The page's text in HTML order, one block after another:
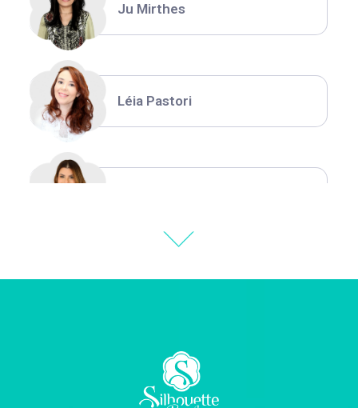
Ju Mirthes
Léia Pastori
Carla Eschberger